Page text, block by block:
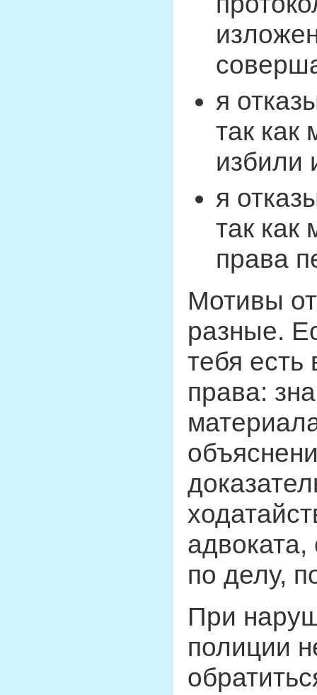
я
так как
избили
я
так как
права
Мотивы
разные.
тебя есть
права:
по делу,
При
полиции